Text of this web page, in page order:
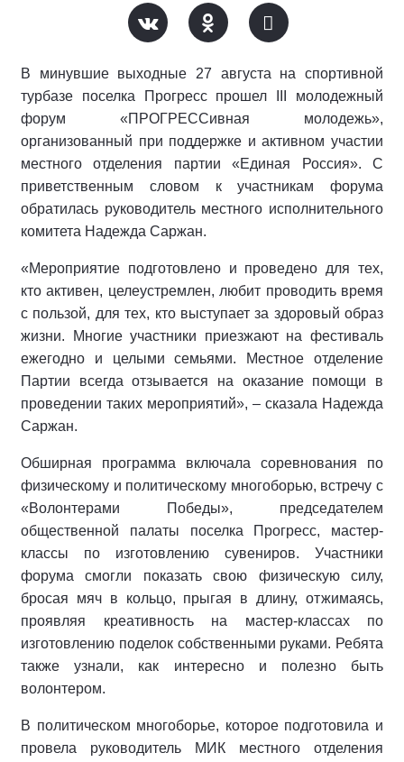
В минувшие выходные 27 августа на спортивной
турбазе поселка Прогресс прошел III молодежный
форум «ПРОГРЕССивная молодежь»,
организованный при поддержке и активном участии
местного отделения партии «Единая Россия». С
приветственным словом к участникам форума
обратилась руководитель местного исполнительного
комитета Надежда Саржан.
«Мероприятие подготовлено и проведено для тех,
кто активен, целеустремлен, любит проводить время
с пользой, для тех, кто выступает за здоровый образ
жизни. Многие участники приезжают на фестиваль
ежегодно и целыми семьями. Местное отделение
Партии всегда отзывается на оказание помощи в
проведении таких мероприятий», – сказала Надежда
Саржан.
Обширная программа включала соревнования по
физическому и политическому многоборью, встречу с
«Волонтерами Победы», председателем
общественной палаты поселка Прогресс, мастер-
классы по изготовлению сувениров. Участники
форума смогли показать свою физическую силу,
бросая мяч в кольцо, прыгая в длину, отжимаясь,
проявляя креативность на мастер-классах по
изготовлению поделок собственными руками. Ребята
также узнали, как интересно и полезно быть
волонтером.
В политическом многоборье, которое подготовила и
провела руководитель МИК местного отделения